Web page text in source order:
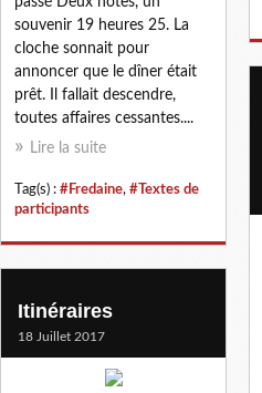
souvenir 19 heures 25. La
cloche sonnait pour
annoncer que le dîner était
prêt. Il fallait descendre,
toutes affaires cessantes....
Lire la suite
Tag(s) : #Fredaine, #Textes de
participants
Itinéraires
18 Juillet 2017